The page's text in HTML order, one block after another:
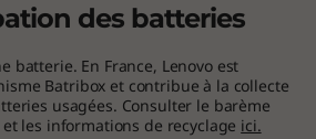
des batteries
batterie. En France, Lenovo est
Batribox et contribue à la collecte
usagées. Consulter le barème
les informations de recyclage ici.